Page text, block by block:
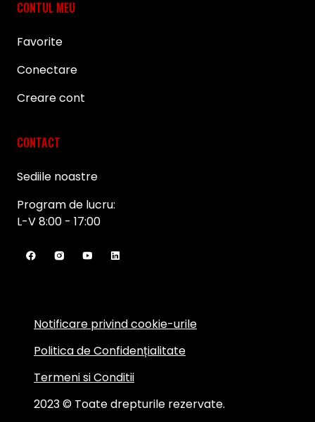
CONTUL MEU
Favorite
Conectare
Creare cont
CONTACT
Sediile noastre
Program de lucru:
L-V 8:00 - 17:00
2023 © Toate drepturile rezervate.
Notificare privind cookie-urile
Politica de Confidențialitate
Termeni si Conditii